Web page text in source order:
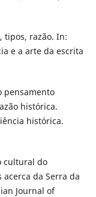
tipos, razão. In:
e a arte da escrita
pensamento
histórica.
histórica.
cultural do
da Serra da
Journal of